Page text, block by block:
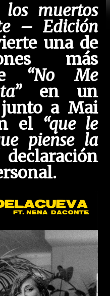
los muertos
– Edición
una de
más
“No Me
en un
a Mai
el “que le
piense la